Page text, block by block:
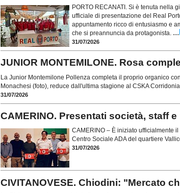
PORTO RECANATI. Si è tenuta nella
ufficiale di presentazione del Real
appuntamento ricco di entusiasmo e
che si preannuncia da protagonista. ...
31/07/2026
JUNIOR MONTEMILONE. Rosa
La Junior Montemilone Pollenza completa il proprio organico
Monachesi (foto), reduce dall'ultima stagione al CSKA Corridonia
31/07/2026
CAMERINO. Presentati società, staff
CAMERINO – È iniziato ufficialmente
Centro Sociale ADA del quartiere
31/07/2026
CIVITANOVESE. Chiodini: "Mercato